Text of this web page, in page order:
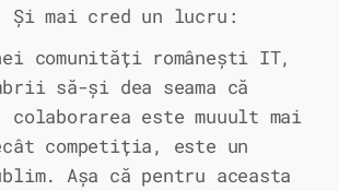
Și mai cred un lucru:
comunități românești IT,
să-și dea seama că
colaborarea este muuult mai
competiția, este un
Așa că pentru aceasta